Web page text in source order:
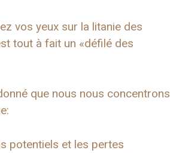
vos yeux sur la litanie des
tout à fait un «défilé des
que nous nous concentrons
potentiels et les pertes